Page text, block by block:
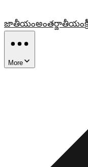
జాతీయంఅంతర్జాతీయం
More